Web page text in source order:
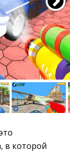
в которой